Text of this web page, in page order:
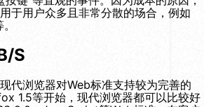
于用户众多且非常分散的场合，例如
S
代浏览器对Web标准支持较为完善的
1.5等开始，现代浏览器都可以比较好